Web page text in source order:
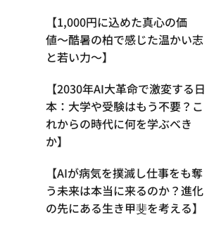
【1,000円に込めた真心の価
値〜酷暑の柏で感じた温かい志
と若い力〜】
【2030年AI大革命で激変する日
本：大学や受験はもう不要？こ
れからの時代に何を学ぶべき
か】
【AIが病気を撲滅し仕事をも奪
う未来は本当に来るのか？進化
の先にある生き甲斐を考える】